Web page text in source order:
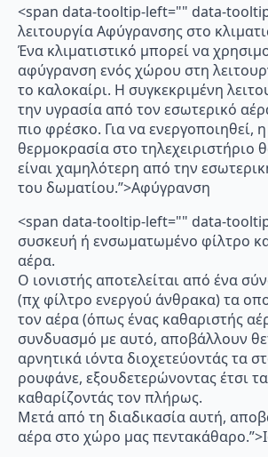
<span data-tooltip-left="" data-
λειτουργία Αφύγρανσης στο
Ένα κλιματιστικό μπορεί να
αφύγρανση ενός χώρου στη
το καλοκαίρι. Η συγκεκριμένη
την υγρασία από τον εσωτερικό
πιο φρέσκο. Για να ενεργοποιηθεί,
θερμοκρασία στο τηλεχειριστήριο
είναι χαμηλότερη από την
του δωματίου.”>Αφύγρανση
<span data-tooltip-left="" data-
συσκευή ή ενσωματωμένο φίλτρο
αέρα.
Ο ιονιστής αποτελείται από ένα
(πχ φίλτρο ενεργού άνθρακα) τα
τον αέρα (όπως ένας καθαριστής
συνδυασμό με αυτό, αποβάλλουν
αρνητικά ιόντα διοχετεύοντάς τα
ρουφάνε, εξουδετερώνοντας έτσι
καθαρίζοντάς τον πλήρως.
Μετά από τη διαδικασία αυτή,
αέρα στο χώρο μας